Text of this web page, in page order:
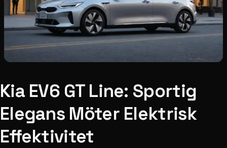
Kia EV6 GT Line: Sportig
Elegans Möter Elektrisk
Effektivitet